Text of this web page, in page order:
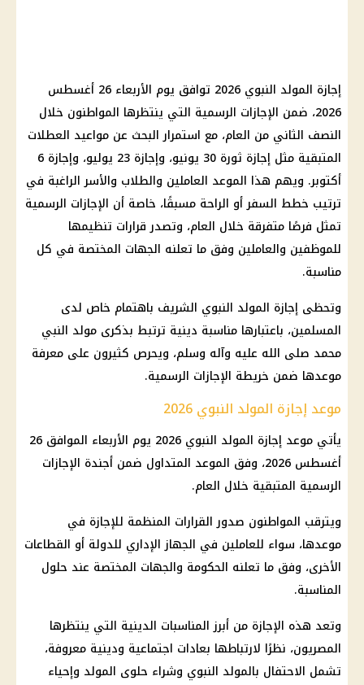
إجازة المولد النبوي 2026 توافق يوم الأربعاء 26 أغسطس
2026، ضمن الإجازات الرسمية التي ينتظرها المواطنون خلال
النصف الثاني من العام، مع استمرار البحث عن مواعيد العطلات
المتبقية مثل إجازة ثورة 30 يونيو، وإجازة 23 يوليو، وإجازة 6
أكتوبر. ويهم هذا الموعد العاملين والطلاب والأسر الراغبة في
ترتيب خطط السفر أو الراحة مسبقًا، خاصة أن الإجازات الرسمية
تمثل فرصًا متفرقة خلال العام، وتصدر قرارات تنظيمها
للموظفين والعاملين وفق ما تعلنه الجهات المختصة في كل
مناسبة.
وتحظى إجازة المولد النبوي الشريف باهتمام خاص لدى
المسلمين، باعتبارها مناسبة دينية ترتبط بذكرى مولد النبي
محمد صلى الله عليه وآله وسلم، ويحرص كثيرون على معرفة
موعدها ضمن خريطة الإجازات الرسمية.
موعد إجازة المولد النبوي 2026
يأتي موعد إجازة المولد النبوي 2026 يوم الأربعاء الموافق 26
أغسطس 2026، وفق الموعد المتداول ضمن أجندة الإجازات
الرسمية المتبقية خلال العام.
ويترقب المواطنون صدور القرارات المنظمة للإجازة في
موعدها، سواء للعاملين في الجهاز الإداري للدولة أو القطاعات
الأخرى، وفق ما تعلنه الحكومة والجهات المختصة عند حلول
المناسبة.
وتعد هذه الإجازة من أبرز المناسبات الدينية التي ينتظرها
المصريون، نظرًا لارتباطها بعادات اجتماعية ودينية معروفة،
تشمل الاحتفال بالمولد النبوي وشراء حلوى المولد وإحياء